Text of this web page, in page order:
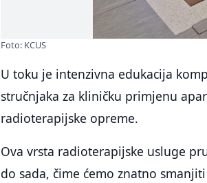
Foto: KCUS
U toku je intenzivna edukacija
stručnjaka za kliničku primjenu
radioterapijske opreme.
Ova vrsta radioterapijske usluge
do sada, čime ćemo znatno